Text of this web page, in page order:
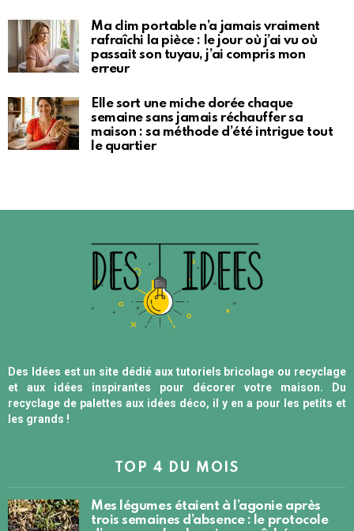
Ma clim portable n’a jamais vraiment
rafraîchi la pièce : le jour où j’ai vu où
passait son tuyau, j’ai compris mon
erreur
Elle sort une miche dorée chaque
semaine sans jamais réchauffer sa
maison : sa méthode d’été intrigue tout
le quartier
Des Idées est un site dédié aux tutoriels bricolage ou recyclage
et aux idées inspirantes pour décorer votre maison. Du
recyclage de palettes aux idées déco, il y en a pour les petits et
les grands !
TOP 4 DU MOIS
Mes légumes étaient à l’agonie après
trois semaines d’absence : le protocole